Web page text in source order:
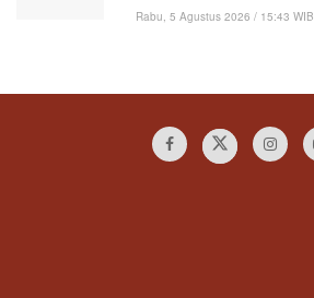
Rabu, 5 Agustus 2026 / 15:43 WIB